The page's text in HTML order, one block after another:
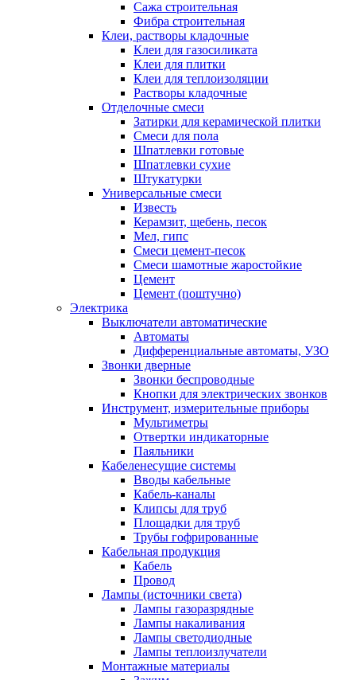
Сажа строительная
Фибра строительная
Клеи, растворы кладочные
Клеи для газосиликата
Клеи для плитки
Клеи для теплоизоляции
Растворы кладочные
Отделочные смеси
Затирки для керамической плитки
Смеси для пола
Шпатлевки готовые
Шпатлевки сухие
Штукатурки
Универсальные смеси
Известь
Керамзит, щебень, песок
Мел, гипс
Смеси цемент-песок
Смеси шамотные жаростойкие
Цемент
Цемент (поштучно)
Электрика
Выключатели автоматические
Автоматы
Дифференциальные автоматы, УЗО
Звонки дверные
Звонки беспроводные
Кнопки для электрических звонков
Инструмент, измерительные приборы
Мультиметры
Отвертки индикаторные
Паяльники
Кабеленесущие системы
Вводы кабельные
Кабель-каналы
Клипсы для труб
Площадки для труб
Трубы гофрированные
Кабельная продукция
Кабель
Провод
Лампы (источники света)
Лампы газоразрядные
Лампы накаливания
Лампы светодиодные
Лампы теплоизлучатели
Монтажные материалы